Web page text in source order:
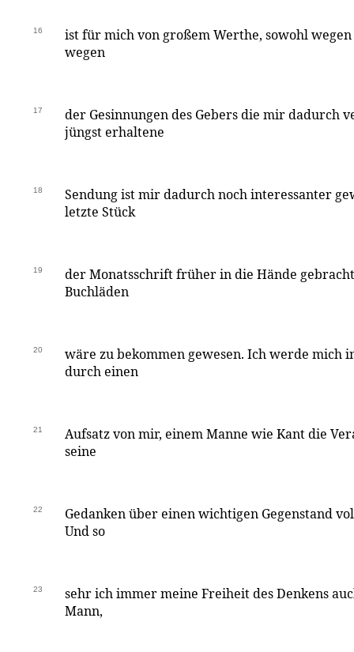
16
ist für mich von großem Werthe, sowohl wegen
wegen
17
der Gesinnungen des Gebers die mir dadurch
jüngst erhaltene
18
Sendung ist mir dadurch noch interessanter
letzte Stück
19
der Monatsschrift früher in die Hände
Buchläden
20
wäre zu bekommen gewesen. Ich werde mich
durch einen
21
Aufsatz von mir, einem Manne wie Kant die
seine
22
Gedanken über einen wichtigen Gegenstand
Und so
23
sehr ich immer meine Freiheit des Denkens
Mann,